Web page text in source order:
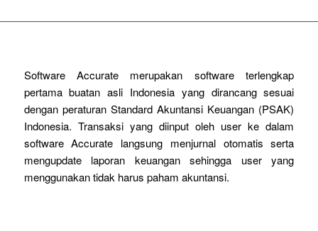
Software Accurate merupakan software terlengkap
pertama buatan asli Indonesia yang dirancang sesuai
dengan peraturan Standard Akuntansi Keuangan (PSAK)
Indonesia. Transaksi yang diinput oleh user ke dalam
software Accurate langsung menjurnal otomatis serta
mengupdate laporan keuangan sehingga user yang
menggunakan tidak harus paham akuntansi.